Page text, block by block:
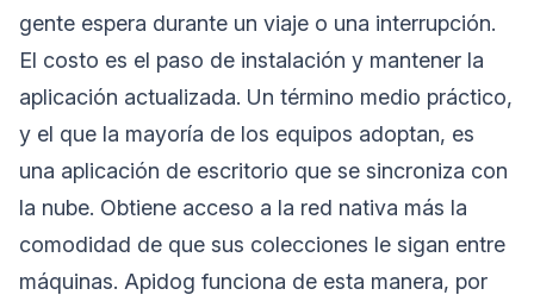
gente espera durante un viaje o una interrupción.
El costo es el paso de instalación y mantener la
aplicación actualizada. Un término medio práctico,
y el que la mayoría de los equipos adoptan, es
una aplicación de escritorio que se sincroniza con
la nube. Obtiene acceso a la red nativa más la
comodidad de que sus colecciones le sigan entre
máquinas. Apidog funciona de esta manera, por